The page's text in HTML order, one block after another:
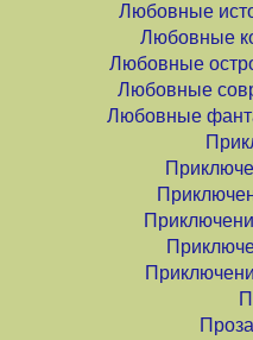
Любовные
Любовные
Любовные
Любовные
Любовные